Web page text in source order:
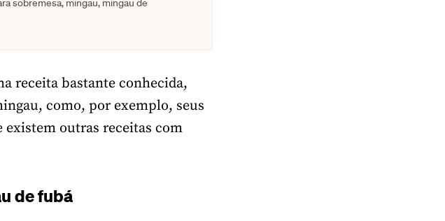
receita bastante conhecida,
como, por exemplo, seus
existem outras receitas com
de fubá